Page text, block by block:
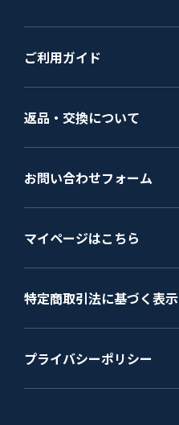
ご利用ガイド
返品・交換について
お問い合わせフォーム
マイページはこちら
特定商取引法に基づく表示
プライバシーポリシー